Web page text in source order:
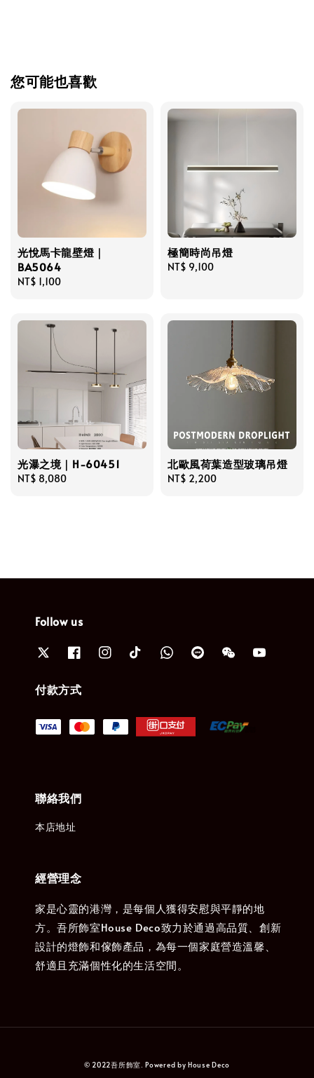
您可能也喜歡
光悅馬卡龍壁燈｜
BA5064
Regular
NT$ 1,100
極簡時尚吊燈
Regular
NT$ 9,100
光瀑之境｜H-60451
Regular
NT$ 8,080
北歐風荷葉造型玻璃吊燈
Regular
NT$ 2,200
Follow us
付款方式
聯絡我們
本店地址
經營理念
家是心靈的港灣，是每個人獲得安慰與平靜的地
方。吾所飾室House Deco致力於通過高品質、創新
設計的燈飾和傢飾產品，為每一個家庭營造溫馨、
舒適且充滿個性化的生活空間。
© 2022吾所飾室. Powered by House Deco